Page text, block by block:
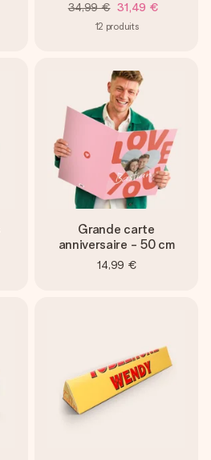
34,99 € 31,49 €
12 produits
Grande carte
anniversaire - 50 cm
14,99 €